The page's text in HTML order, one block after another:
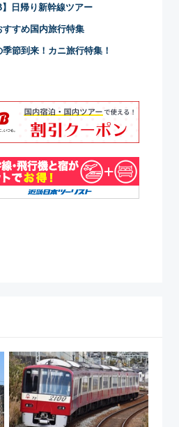
】日帰り新幹線ツアー
すすめ国内旅行特集
季節到来！カニ旅行特集！